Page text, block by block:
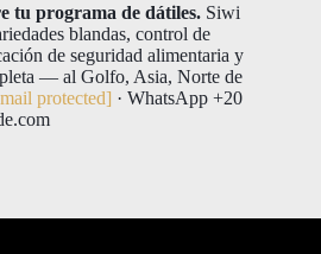
tu programa de dátiles. Siwi
blandas, control de
de seguridad alimentaria y
— al Golfo, Asia, Norte de
protected] · WhatsApp +20